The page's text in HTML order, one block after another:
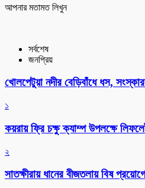
আপনার মতামত লিখুন
সর্বশেষ
জনপ্রিয়
খোলপেটুয়া নদীর বেড়িবাঁধে ধস,
১
কয়রায় ফ্রি চক্ষু ক্যাম্প উপলক্ষে
২
সাতক্ষীরায় ধানের বীজতলায় বিষ